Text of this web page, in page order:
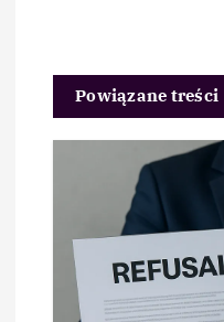
Powiązane treści